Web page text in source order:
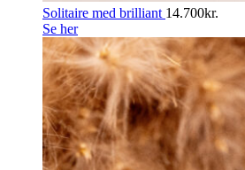
Solitaire med brilliant 14.700kr.
Se her